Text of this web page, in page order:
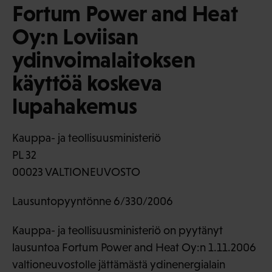
Fortum Power and Heat
Oy:n Loviisan
ydinvoimalaitoksen
käyttöä koskeva
lupahakemus
Kauppa- ja teollisuusministeriö
PL 32
00023 VALTIONEUVOSTO
Lausuntopyyntönne 6/330/2006
Kauppa- ja teollisuusministeriö on pyytänyt
lausuntoa Fortum Power and Heat Oy:n 1.11.2006
valtioneuvostolle jättämästä ydinenergialain